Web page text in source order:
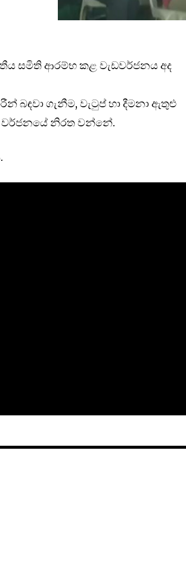
සමිති ආරම්භ කළ වැඩවර්ජනය අද
බඳවා ගැනීම, වැටුප් හා දීමනා ඇතුළු
නිරත වන්නේ.